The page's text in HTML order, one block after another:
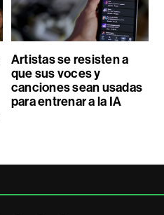
Artistas se resisten a
que sus voces y
canciones sean usadas
para entrenar a la IA